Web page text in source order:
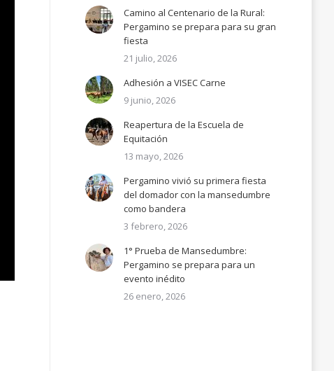
Camino al Centenario de la Rural:
Pergamino se prepara para su gran
fiesta
21 julio, 2026
Adhesión a VISEC Carne
9 junio, 2026
Reapertura de la Escuela de
Equitación
13 mayo, 2026
Pergamino vivió su primera fiesta
del domador con la mansedumbre
como bandera
3 febrero, 2026
1° Prueba de Mansedumbre:
Pergamino se prepara para un
evento inédito
26 enero, 2026